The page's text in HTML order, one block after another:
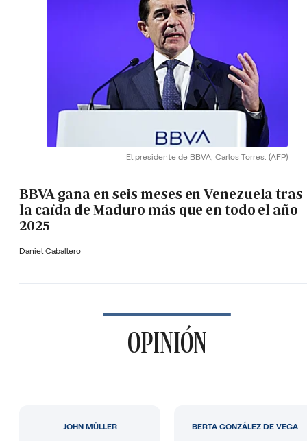
El presidente de BBVA, Carlos Torres. (AFP)
BBVA gana en seis meses en Venezuela tras
la caída de Maduro más que en todo el año
2025
Daniel Caballero
OPINIÓN
JOHN MÜLLER BERTA GONZÁLEZ DE VEGA